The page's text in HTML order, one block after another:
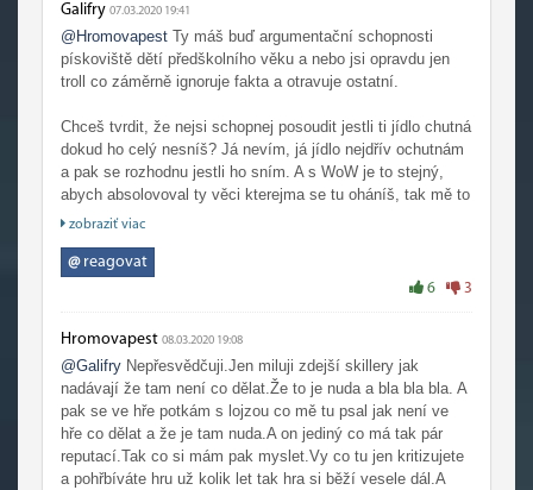
Galifry 07.03.2020 19:41
@Hromovapest Ty máš buď argumentační schopnosti
pískoviště dětí předškolního věku a nebo jsi opravdu jen
troll co záměrně ignoruje fakta a otravuje ostatní.
Chceš tvrdit, že nejsi schopnej posoudit jestli ti jídlo chutná
dokud ho celý nesníš? Já nevím, já jídlo nejdřív ochutnám
a pak se rozhodnu jestli ho sním. A s WoW je to stejný,
abych absolovoval ty věci kterejma se tu oháníš, tak mě to
musí ideálně bavit. Nebudu brát v potaz hnací síly v
Jenže, WoW chybí jakýkoliv průhledný systém progressu
upřednostňuju. Hra staví do cesty bambilion nesmyslnejch
RNG prvků, který tomu brání (navíc jak už se ví, tak rozbíjí
hru i po technický stránce). Pak by to mohl zachránit
příběh, ale bohužel, uspěchaná zápletka s Nazjatarem a
Black Empire nedávají smysl. K tomu navíc repetetivní
obsah zábavností rovnající se otáčení papíru, kde je na
obou stranách napsáno "prosím otoč".
zobraziť viac
@reagovat
6 3
Hromovapest 08.03.2020 19:08
@Galifry Nepřesvědčuji.Jen miluji zdejší skillery jak
nadávají že tam není co dělat.Že to je nuda a bla bla bla. A
pak se ve hře potkám s lojzou co mě tu psal jak není ve
hře co dělat a že je tam nuda.A on jediný co má tak pár
reputací.Tak co si mám pak myslet.Vy co tu jen kritizujete
a pohřbíváte hru už kolik let tak hra si běží vesele dál.A